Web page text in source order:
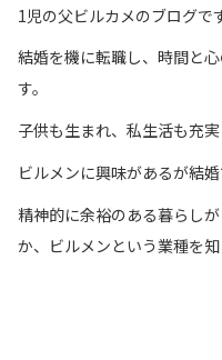
1児の父ビルカメのブログで
結婚を機に転職し、時間と
す。
子供も生まれ、私生活も充実
ビルメンに興味があるが結婚
精神的に余裕のある暮らし
か、ビルメンという業種を知